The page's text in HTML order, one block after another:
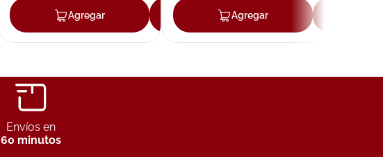
AgregarAgregar AgregarAgregar
Envíos en
60 minutos